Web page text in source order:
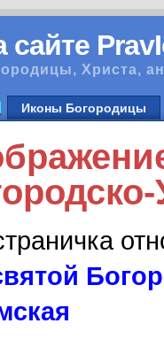
сайте
Христа,
Иконы Богородицы